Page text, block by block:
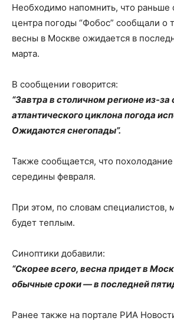
Необходимо напомнить, что раньше
центра погоды “Фобос” сообщали о
весны в Москве ожидается в
марта.
В сообщении говорится:
“Завтра в столичном регионе из-за
атлантического циклона погода
Ожидаются снегопады”.
Также сообщается, что похолодание
середины февраля.
При этом, по словам специалистов,
будет теплым.
Синоптики добавили:
“Скорее всего, весна придет в
обычные сроки — в последней
Ранее также на портале РИА